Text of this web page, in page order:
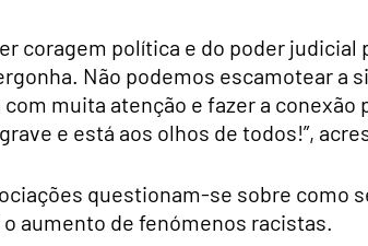
coragem política e do poder
Não podemos escamotear a
muita atenção e fazer a
e está aos olhos de todos!”,
questionam-se sobre como
o aumento de fenómenos racistas.